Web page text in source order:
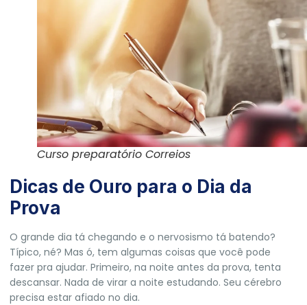
Curso preparatório Correios
Dicas de Ouro para o Dia da
Prova
O grande dia tá chegando e o nervosismo tá batendo?
Típico, né? Mas ó, tem algumas coisas que você pode
fazer pra ajudar. Primeiro, na noite antes da prova, tenta
descansar. Nada de virar a noite estudando. Seu cérebro
precisa estar afiado no dia.